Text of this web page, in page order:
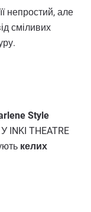
непростий, але
сміливих
Style
У INKI THEATRE
келих